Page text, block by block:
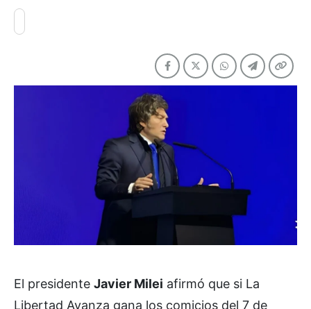
El presidente Javier Milei afirmó que si La
Libertad Avanza gana los comicios del 7 de